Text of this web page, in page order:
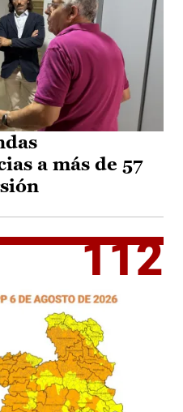
a más de 57
112